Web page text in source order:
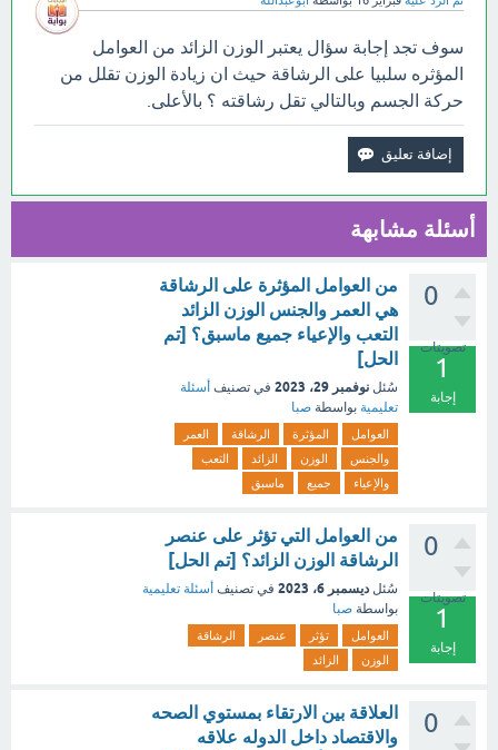
سوف تجد إجابة سؤال يعتبر الوزن الزائد من العوامل
المؤثره سلبيا على الرشاقة حيث ان زيادة الوزن تقلل من
حركة الجسم وبالتالي تقل رشاقته ؟ بالأعلى.
أسئلة مشابهة
0
تصويتات
1
إجابة
من العوامل المؤثرة على الرشاقة
هي العمر والجنس الوزن الزائد
التعب والإعياء جميع ماسبق؟ [تم
الحل]
سُئل نوفمبر 29، 2023 في تصنيف أسئلة
تعليمية بواسطة صبا
العوامل المؤثرة الرشاقة
العمر
والجنس
الوزن الزائد
التعب
والإعياء
جميع ماسبق
0
تصويتات
1
إجابة
من العوامل التي تؤثر على عنصر
الرشاقة الوزن الزائد؟ [تم الحل]
سُئل ديسمبر 6، 2023 في تصنيف أسئلة تعليمية
بواسطة صبا
العوامل تؤثر عنصر
الرشاقة
الوزن
الزائد
0
العلاقة بين الارتقاء بمستوي الصحه
والاقتصاد داخل الدوله علاقه